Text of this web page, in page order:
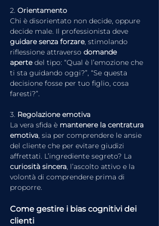
2. Orientamento
Chi è disorientato non decide, oppure
decide male. Il professionista deve
guidare senza forzare, stimolando
riflessione attraverso domande
aperte del tipo: “Qual è l’emozione che
ti sta guidando oggi?”, “Se questa
decisione fosse per tuo figlio, cosa
faresti?”.
3. Regolazione emotiva
La vera sfida è mantenere la centratura
emotiva , sia per comprendere le ansie
del cliente che per evitare giudizi
affrettati. L’ingrediente segreto? La
curiosità sincera , l’ascolto attivo e la
volontà di comprendere prima di
proporre.
Come gestire i bias cognitivi dei
clienti